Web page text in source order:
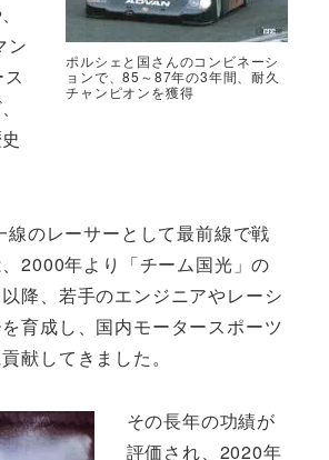
ポルシェと国さんのコンビネーシ
ョンで、85～87年の3年間、耐久
チャンピオンを獲得
ン
線のレーサーとして最前線で戦
2000年より「チーム国光」の
降、若手のエンジニアやレーシ
育成し、国内モータースポーツ
献してきました。
その長年の功績が
評価され、2020年